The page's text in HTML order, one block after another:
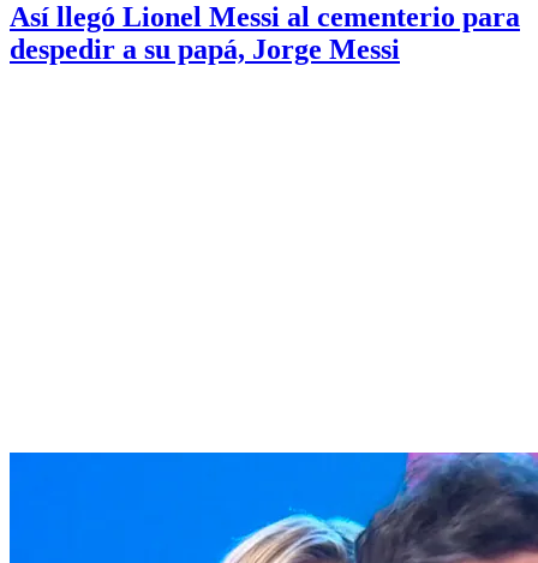
Así llegó Lionel Messi al cementerio para
despedir a su papá, Jorge Messi